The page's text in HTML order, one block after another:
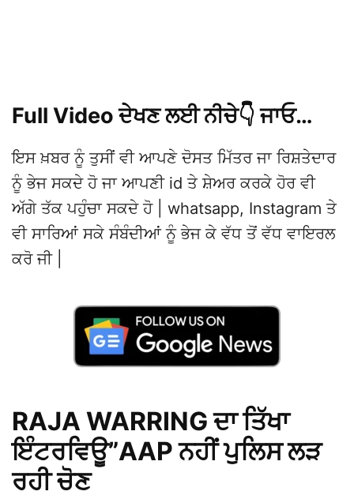
Full Video ਦੇਖਣ ਲਈ ਨੀਚੇ👇 ਜਾਓ…
ਇਸ ਖ਼ਬਰ ਨੂੰ ਤੁਸੀਂ ਵੀ ਆਪਣੇ ਦੋਸਤ ਮਿੱਤਰ ਜਾ ਰਿਸ਼ਤੇਦਾਰ
ਨੂੰ ਭੇਜ ਸਕਦੇ ਹੋ ਜਾ ਆਪਣੀ id ਤੇ ਸ਼ੇਅਰ ਕਰਕੇ ਹੋਰ ਵੀ
ਅੱਗੇ ਤੱਕ ਪਹੁੰਚਾ ਸਕਦੇ ਹੋ | whatsapp, Instagram ਤੇ
ਵੀ ਸਾਰਿਆਂ ਸਕੇ ਸੰਬੰਦੀਆਂ ਨੂੰ ਭੇਜ ਕੇ ਵੱਧ ਤੋਂ ਵੱਧ ਵਾਇਰਲ
ਕਰੋ ਜੀ |
RAJA WARRING ਦਾ ਤਿੱਖਾ
ਇੰਟਰਵਿਊ”AAP ਨਹੀਂ ਪੁਲਿਸ ਲੜ
ਰਹੀ ਚੋਣ